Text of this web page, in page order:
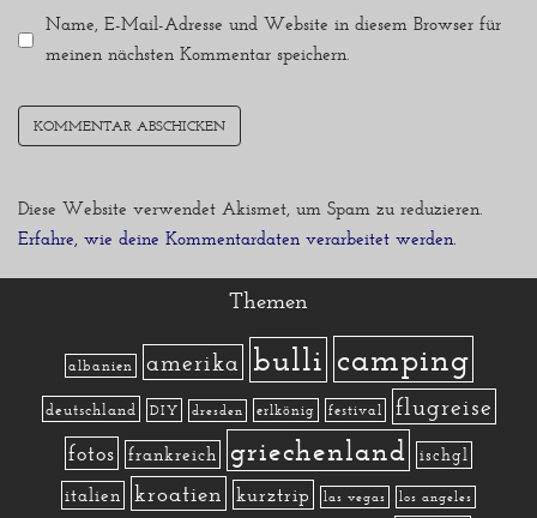
Name, E-Mail-Adresse und Website in diesem Browser für
meinen nächsten Kommentar speichern.
Diese Website verwendet Akismet, um Spam zu reduzieren.
Erfahre, wie deine Kommentardaten verarbeitet werden.
Themen
albanien amerika bulli camping
deutschland DIY dresden erlkönig festival flugreise
fotos frankreich griechenland ischgl
italien kroatien kurztrip las vegas los angeles